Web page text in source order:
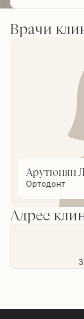
Врачи
Арутюнян
Ортодонт
Адрес